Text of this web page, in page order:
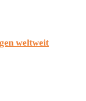
weltweit